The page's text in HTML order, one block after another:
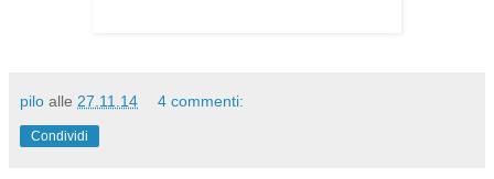
pilo alle 27.11.14 4 commenti:
Condividi